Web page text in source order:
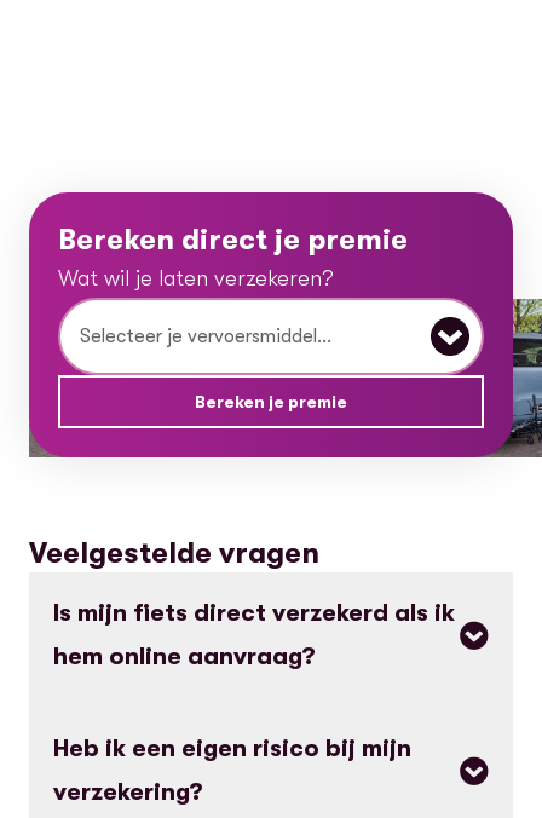
Bereken direct je premie
Wat wil je laten verzekeren?
Wat wil je laten verzekeren?
Bereken je premie
Veelgestelde vragen
Is mijn fiets direct verzekerd als ik
hem online aanvraag?
meteen een voorlopige dekking van kracht. Je
kunt dus direct goed verzekerd de weg op. Daarna
Heb ik een eigen risico bij mijn
verzekering?